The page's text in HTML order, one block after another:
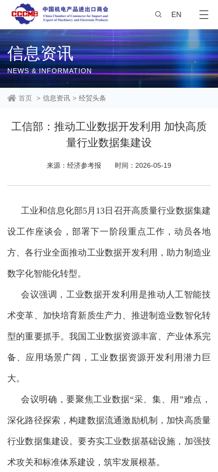
EN
信息资讯
NEWS & INFORMATION
首页 > 信息资讯 > 经贸头条
工信部：推动工业数据开发利用 加快高质
量行业数据集建设
来源：经济参考报 时间：2026-05-19
工业和信息化部5月13日召开高质量行业数据集建
设工作座谈会，部署下一阶段重点工作，动员各地
方、各行业全面推动工业数据开发利用，助力制造业
数字化智能化转型。
会议强调，工业数据开发利用是推动人工智能技
术变革、加快培育新质生产力、推进制造业数智化转
型的重要抓手。我国工业数据资源丰富、产业体系完
备、应用场景广阔，工业数据资源开发利用潜力巨
大。
会议明确，要聚焦工业数据“采、集、用”难点，
深化路径探索，构建数据流通激励机制，加快高质量
行业数据集建设。要夯实工业数据基础设施，加强技
术攻关和标准体系建设，筑牢发展根基。